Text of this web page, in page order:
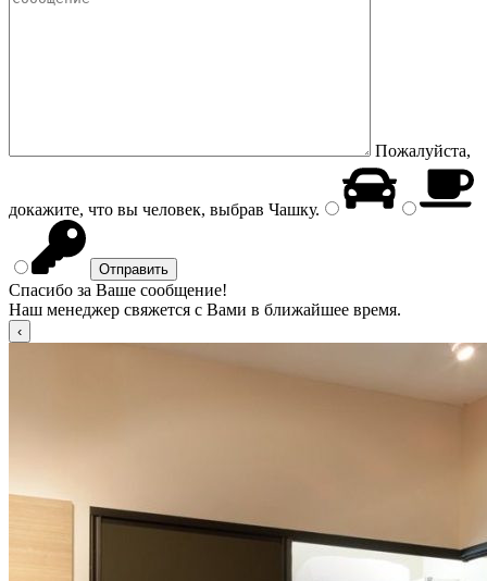
Пожалуйста,
докажите, что вы человек, выбрав Чашку.
Спасибо за Ваше сообщение!
Наш менеджер свяжется с Вами в ближайшее время.